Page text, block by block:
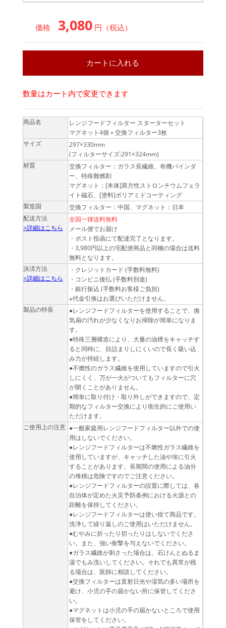
価格 3,080円（税込）
数量はカート内で変更できます
商品名
レンジフードフィルター スターターセット
マグネット4個＋交換フィルター3枚
サイズ
297×330mm
(フィルターサイズ:291×324mm)
材質
交換フィルター：ガラス長繊維、有機バインダ
ー、特殊難燃剤
マグネット：[本体]異方性ストロンチウムフェラ
イト磁石、[塗料]ポリアミドコーティング
製造国
交換フィルター：中国、マグネット：日本
配送方法
>詳細はこちら
全国一律送料無料
メール便でお届け
・ポスト投函にて配達完了となります。
・3,980円以上の宅配便商品と同梱の場合は送料
無料となります。
決済方法
>詳細はこちら
・クレジットカード (手数料無料)
・コンビニ後払 (手数料別途)
・銀行振込 (手数料お客様ご負担)
※代金引換はお選びいただけません。
製品の特長
●レンジフードフィルターを使用することで、換
気扇の汚れが少なくなりお掃除が簡単になりま
す。
●特殊三層構造により、大量の油煙をキャッチす
ると同時に、目詰まりしにくいので長く吸い込
み力が持続します。
●不燃性のガラス繊維を使用していますので引火
しにくく、万が一火がついてもフィルターに穴
が開くことがありません。
●簡単に取り付け・取り外しができますので、定
期的なフィルター交換により衛生的にご使用い
ただけます。
ご使用上の注意 ●一般家庭用レンジフードフィルター以外での使
用はしないでください。
●レンジフードフィルターは不燃性ガラス繊維を
使用していますが、キャッチした油や埃に引火
することがあります。長期間の使用による油分
の堆積は危険ですのでご注意ください。
●レンジフードフィルターの設置に際しては、各
自治体が定めた火災予防条例における火源との
距離を保持してください。
●レンジフードフィルターは使い捨て商品です。
洗浄して繰り返しのご使用はいただけません。
●むやみに折ったり切ったりはしないでくださ
い。また、強い衝撃を与えないでください。
●ガラス繊維が刺さった場合は、石けんとぬるま
湯でもみ洗いしてください。それでも異常が残
る場合は、医師に相談してください。
●交換フィルターは直射日光や湿気の多い場所を
避け、小児の手の届かない所に保管してくださ
い。
●マグネットは小児の手の届かないところで使用
保管をしてください。